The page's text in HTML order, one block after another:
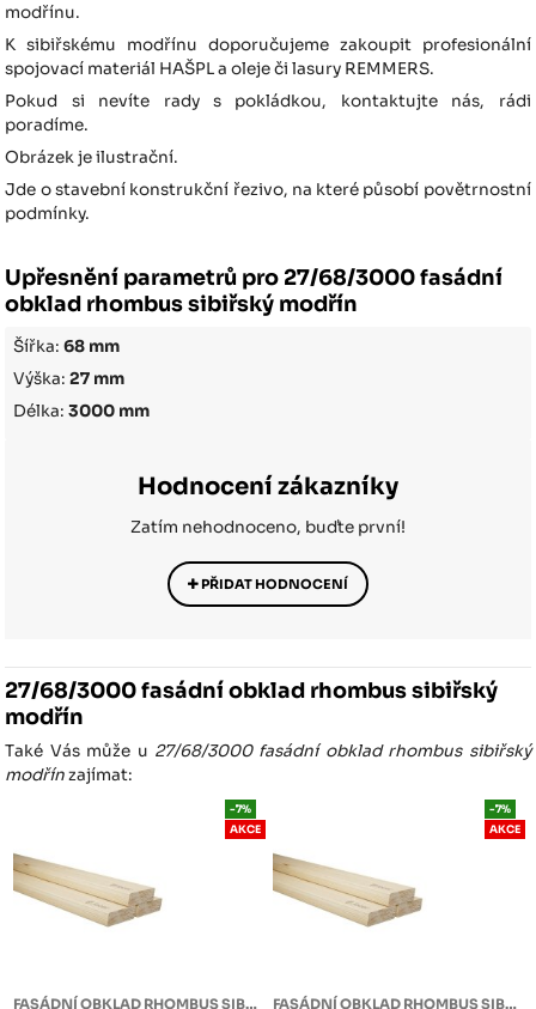
modřínu.
K sibiřskému modřínu doporučujeme zakoupit profesionální
spojovací materiál HAŠPL a oleje či lasury REMMERS.
Pokud si nevíte rady s pokládkou, kontaktujte nás, rádi
poradíme.
Obrázek je ilustrační.
Jde o stavební konstrukční řezivo, na které působí povětrnostní
podmínky.
Upřesnění parametrů pro 27/68/3000 fasádní
obklad rhombus sibiřský modřín
Šířka:68 mm
Výška:27 mm
Délka:3000 mm
Hodnocení zákazníky
Zatím nehodnoceno, buďte první!
PŘIDAT HODNOCENÍ
27/68/3000 fasádní obklad rhombus sibiřský
modřín
Také Vás může u 27/68/3000 fasádní obklad rhombus sibiřský
modřínzajímat:
FASÁDNÍ OBKLAD RHOMBUS SIBIŘSKÝ MODŘÍN
-7%
AKCE
FASÁDNÍ OBKLAD RHOMBUS SIBIŘSKÝ MODŘÍN
-7%
AKCE